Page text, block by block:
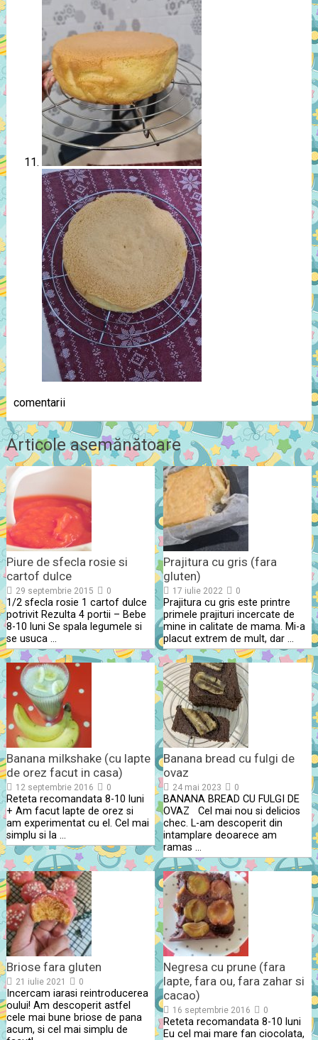
comentarii
Articole asemănătoare
Piure de sfecla rosie si
cartof dulce
29 septembrie 2015 0
1/2 sfecla rosie 1 cartof dulce
potrivit Rezulta 4 portii – Bebe
8-10 luni Se spala legumele si
se usuca …
Prajitura cu gris (fara
gluten)
17 iulie 2022 0
Prajitura cu gris este printre
primele prajituri incercate de
mine in calitate de mama. Mi-a
placut extrem de mult, dar …
Banana milkshake (cu lapte
de orez facut in casa)
12 septembrie 2016 0
Reteta recomandata 8-10 luni
+ Am facut lapte de orez si
am experimentat cu el. Cel mai
simplu si la …
Banana bread cu fulgi de
ovaz
24 mai 2023 0
BANANA BREAD CU FULGI DE
OVAZ Cel mai nou si delicios
chec. L-am descoperit din
intamplare deoarece am
ramas …
Briose fara gluten
21 iulie 2021 0
Incercam iarasi reintroducerea
oului! Am descoperit astfel
cele mai bune briose de pana
acum, si cel mai simplu de
Negresa cu prune (fara
lapte, fara ou, fara zahar si
cacao)
16 septembrie 2016 0
Reteta recomandata 8-10 luni
Eu cel mai mare fan ciocolata,